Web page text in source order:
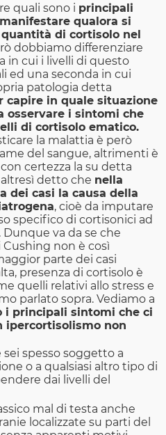
quali sono i principali
qualora si
di cortisolo nel
dobbiamo differenziare
in cui i livelli di questo
ed una seconda in cui
patologia detta
capire in quale situazione
osservare i sintomi che
di cortisolo ematico.
la malattia è però
del sangue, altrimenti è
certezza la su detta
detto che nella
dei casi la causa della
, cioè da imputare
specifico di cortisonici ad
va da se che
non è così
parte dei casi
presenza di cortisolo è
quelli relativi allo stress e
parlato sopra. Vediamo a
i principali sintomi che ci
ipercortisolismo non
sei spesso soggetto a
o a qualsiasi altro tipo di
dai livelli del
mal di testa anche
localizzate su parti del